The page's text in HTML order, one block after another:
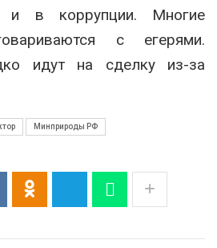
и в коррупции. Многие
с егерями.
идут на сделку из-за
Минприроды РФ